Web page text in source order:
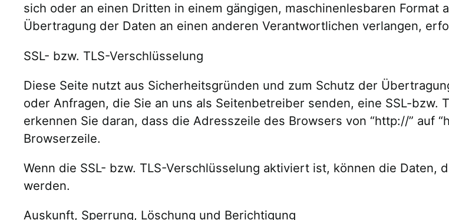
sich oder an einen Dritten in einem gängigen, maschinenlesbaren Format
Übertragung der Daten an einen anderen Verantwortlichen verlangen,
SSL- bzw. TLS-Verschlüsselung
Diese Seite nutzt aus Sicherheitsgründen und zum Schutz der
oder Anfragen, die Sie an uns als Seitenbetreiber senden, eine SSL-bzw.
erkennen Sie daran, dass die Adresszeile des Browsers von “http://” auf
Browserzeile.
Wenn die SSL- bzw. TLS-Verschlüsselung aktiviert ist, können die
werden.
Auskunft, Sperrung, Löschung und Berichtigung